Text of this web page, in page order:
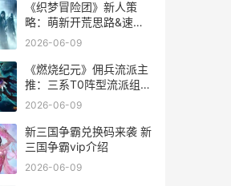
《织梦冒险团》新人策
略：萌新开荒思路&速成
发育指导 织梦冒险团T0
2026-06-09
《燃烧纪元》佣兵流派主
推：三系T0阵型流派组合
主推 燃烧 资源
2026-06-09
新三国争霸兑换码来袭 新
三国争霸vip介绍
2026-06-09